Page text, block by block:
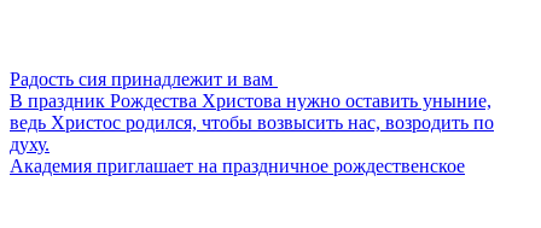
Радость сия принадлежит и вам
В праздник Рождества Христова нужно оставить уныние,
ведь Христос родился, чтобы возвысить нас, возродить по
духу.
Академия приглашает на праздничное рождественское